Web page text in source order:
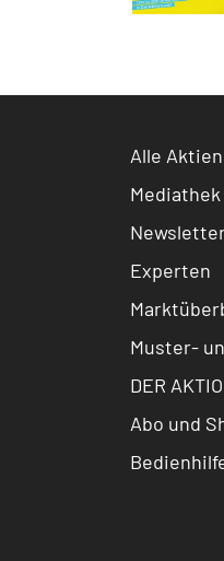
Alle Aktien
Mediathek
Experten
Muster-
DER
Abo und